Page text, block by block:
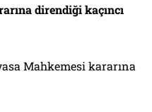
direndiği kaçıncı
Mahkemesi kararına